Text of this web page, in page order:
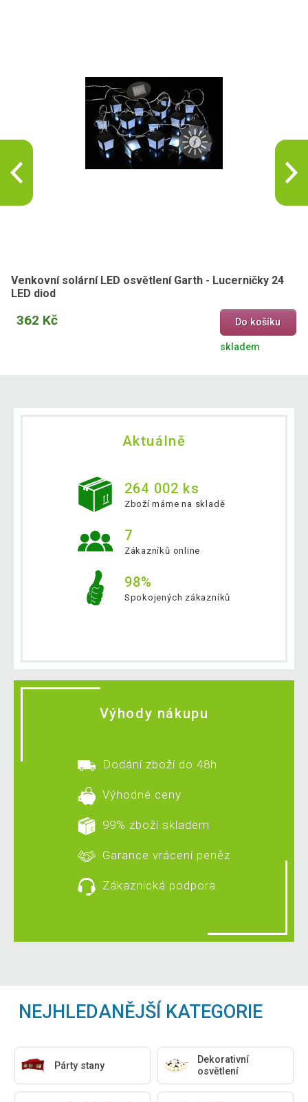
Venkovní solární LED osvětlení Garth - Lucerničky 24
LED diod
362 Kč Do košíku
skladem
Aktuálně
264 002 ks
Zboží máme na skladě
7
Zákazníků online
98%
Spokojených zákazníků
Výhody nákupu
Dodání zboží do 48h
Výhodné ceny
99% zboží skladem
Garance vrácení peněz
Zákaznická podpora
NEJHLEDANĚJŠÍ KATEGORIE
Párty stany
Dekorativní
osvětlení